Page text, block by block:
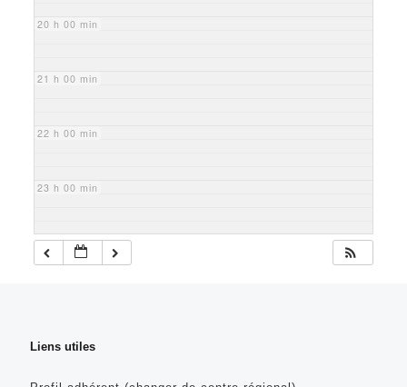
20 h 00 min
21 h 00 min
22 h 00 min
23 h 00 min
Liens utiles